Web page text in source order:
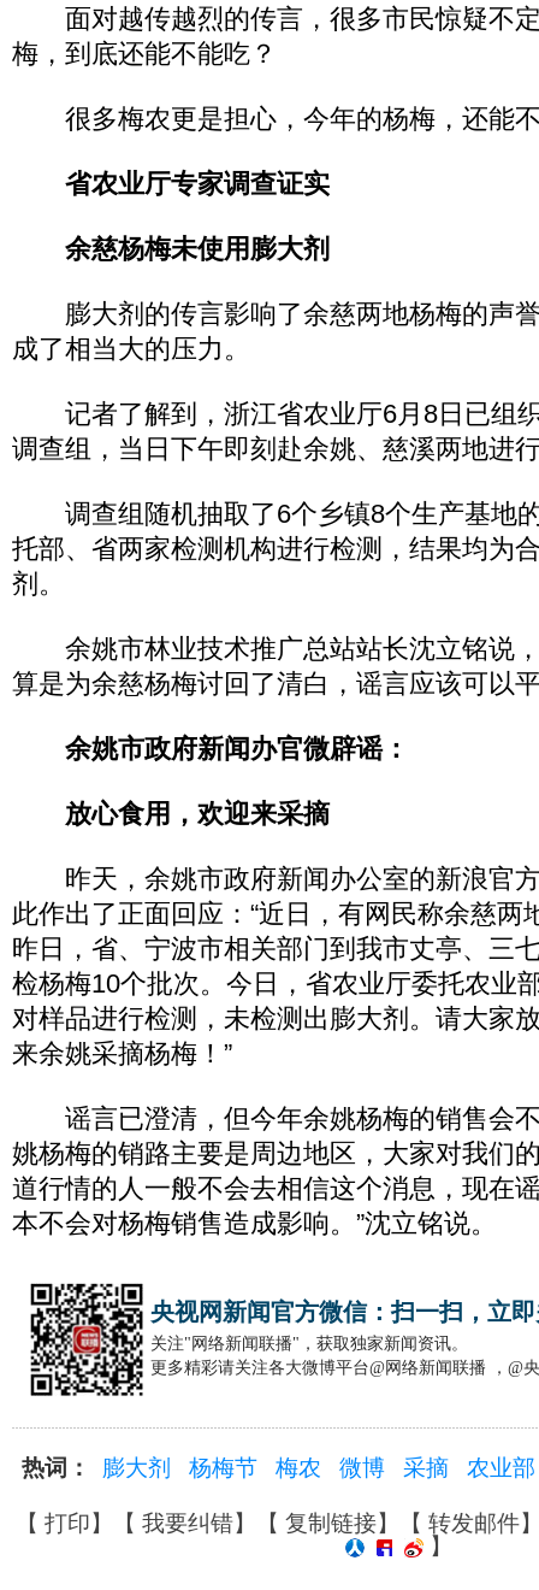
面对越传越烈的传言，很多市民惊疑不
梅，到底还能不能吃？
很多梅农更是担心，今年的杨梅，还能
省农业厅专家调查证实
余慈杨梅未使用膨大剂
膨大剂的传言影响了余慈两地杨梅的声
成了相当大的压力。
记者了解到，浙江省农业厅6月8日已组
调查组，当日下午即刻赴余姚、慈溪两地进
调查组随机抽取了6个乡镇8个生产基地
托部、省两家检测机构进行检测，结果均为
剂。
余姚市林业技术推广总站站长沈立铭说
算是为余慈杨梅讨回了清白，谣言应该可以
余姚市政府新闻办官微辟谣：
放心食用，欢迎来采摘
昨天，余姚市政府新闻办公室的新浪官方
此作出了正面回应：“近日，有网民称余慈两
昨日，省、宁波市相关部门到我市丈亭、三
检杨梅10个批次。今日，省农业厅委托农业
对样品进行检测，未检测出膨大剂。请大家
来余姚采摘杨梅！”
谣言已澄清，但今年余姚杨梅的销售
姚杨梅的销路主要是周边地区，大家对我们
道行情的人一般不会去相信这个消息，现在
本不会对杨梅销售造成影响。”沈立铭说。
央视网新闻官方微信：扫一扫，立
关注"网络新闻联播"，获取独家新闻资讯。
更多精彩请关注各大微博平台@网络新闻联播 ，@
热词： 膨大剂 杨梅节 梅农 微博 采摘 农业部
【 打印】【 我要纠错】【 复制链接】【 转发邮件
】